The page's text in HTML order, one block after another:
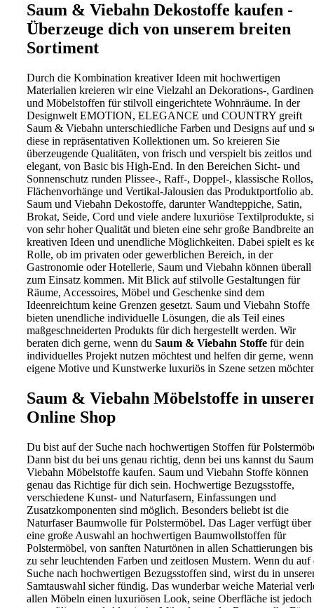
Saum & Viebahn Dekostoffe kaufen -
Überzeuge dich von unserem breiten
Sortiment
Durch die Kombination kreativer Ideen mit hochwertigen
Materialien kreieren wir eine Vielzahl an Dekorations-,
und Möbelstoffen für stilvoll eingerichtete Wohnräume. In der
Designwelt EMOTION, ELEGANCE und COUNTRY greift
Saum & Viebahn unterschiedliche Farben und Designs auf und
diese in repräsentativen Kollektionen um. So kreieren Sie
überzeugende Qualitäten, von frisch und verspielt bis zeitlos und
elegant, von Basic bis High-End. In den Bereichen Sicht- und
Sonnenschutz runden Plissee-, Raff-, Doppel-, klassische Rollos,
Flächenvorhänge und Vertikal-Jalousien das Produktportfolio ab.
Saum und Viebahn Dekostoffe, darunter Wandteppiche, Satin,
Brokat, Seide, Cord und viele andere luxuriöse Textilprodukte,
von sehr hoher Qualität und bieten eine sehr große Bandbreite an
kreativen Ideen und unendliche Möglichkeiten. Dabei spielt es
Rolle, ob im privaten oder gewerblichen Bereich, in der
Gastronomie oder Hotellerie, Saum und Viebahn können überall
zum Einsatz kommen. Mit Blick auf stilvolle Gestaltungen für
Räume, Accessoires, Möbel und Geschenke sind dem
Ideenreichtum keine Grenzen gesetzt. Saum und Viebahn Stoffe
bieten unendliche individuelle Lösungen, die als Teil eines
maßgeschneiderten Produkts für dich hergestellt werden. Wir
beraten dich gerne, wenn du Saum & Viebahn Stoffe für dein
individuelles Projekt nutzen möchtest und helfen dir gerne,
eigene Motive und Kunstwerke luxuriös in Szene setzen
Saum & Viebahn Möbelstoffe in
Online Shop
Du bist auf der Suche nach hochwertigen Stoffen für
Dann bist du bei uns genau richtig, denn bei uns kannst du
Viebahn Möbelstoffe kaufen. Saum und Viebahn Stoffe können
genau das Richtige für dich sein. Hochwertige Bezugsstoffe,
verschiedene Kunst- und Naturfasern, Einfassungen und
Zusatzkomponenten sind möglich. Besonders beliebt ist die
Naturfaser Baumwolle für Polstermöbel. Das Lager verfügt über
eine große Auswahl an hochwertigen Baumwollstoffen für
Polstermöbel, von sanften Naturtönen in allen Schattierungen
zu sehr leuchtenden Farben und zeitlosen Mustern. Wenn du auf
Suche nach hochwertigen Bezugsstoffen sind, wirst du in
Samtauswahl sicher fündig. Das wunderbar weiche Material
allen Möbeln einen luxuriösen Look, seine Oberfläche ist jedoch